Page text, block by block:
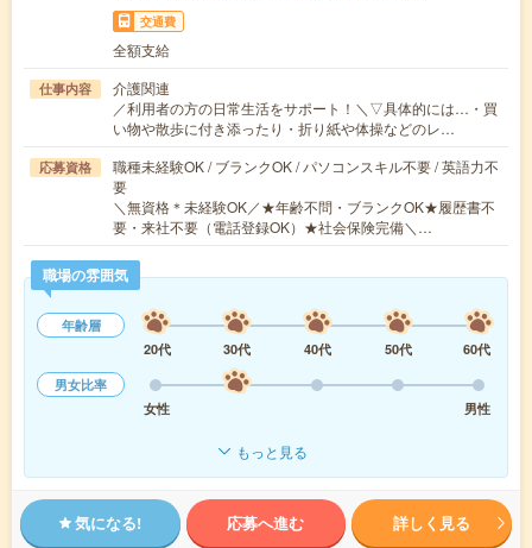
交通費
全額支給
仕事内容
介護関連
／利用者の方の日常生活をサポート！＼▽具体的には…・買
い物や散歩に付き添ったり・折り紙や体操などのレ…
応募資格
職種未経験OK / ブランクOK / パソコンスキル不要 / 英語力不
要
＼無資格＊未経験OK／★年齢不問・ブランクOK★履歴書不
要・来社不要（電話登録OK）★社会保険完備＼…
職場の雰囲気
年齢層
20代
30代 40代 50代
60代
男女比率
女性
男性
もっと見る
気になる! 応募へ進む 詳しく見る